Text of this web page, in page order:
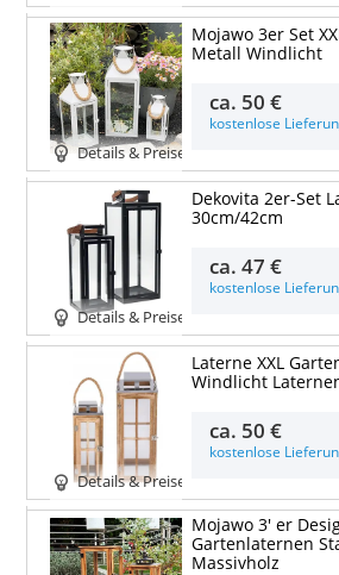
Details & Preise
Mojawo 3er Set
Metall Windlicht
ca. 50 €
kostenlose
Details & Preise
Dekovita 2er-Set
30cm/42cm
ca.47 €
kostenlose
Details & Preise
Laterne XXL
Windlicht
ca. 50 €
kostenlose
Mojawo 3' er
Gartenlaternen
Massivholz